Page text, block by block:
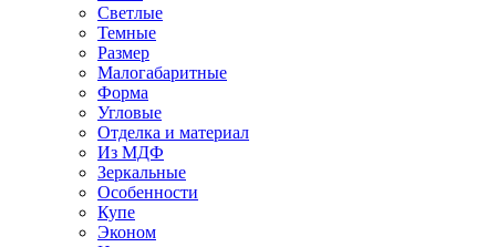
Светлые
Темные
Размер
Малогабаритные
Форма
Угловые
Отделка и материал
Из МДФ
Зеркальные
Особенности
Купе
Эконом